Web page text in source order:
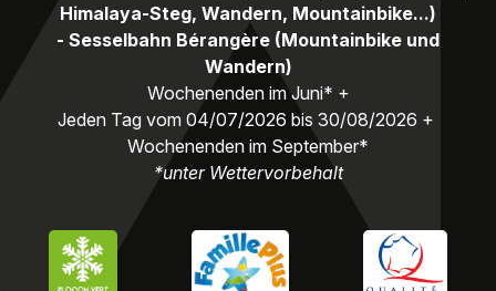
Himalaya-Steg, Wandern, Mountainbike...)
- Sesselbahn Bérangère (Mountainbike und
Wandern)
Wochenenden im Juni* +
Jeden Tag vom 04/07/2026 bis 30/08/2026 +
Wochenenden im September*
*unter Wettervorbehalt